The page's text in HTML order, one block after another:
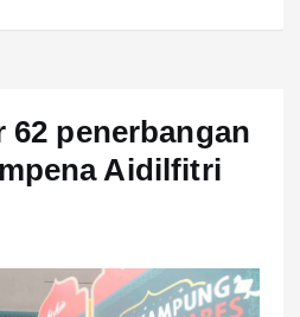
penerbangan
Aidilfitri